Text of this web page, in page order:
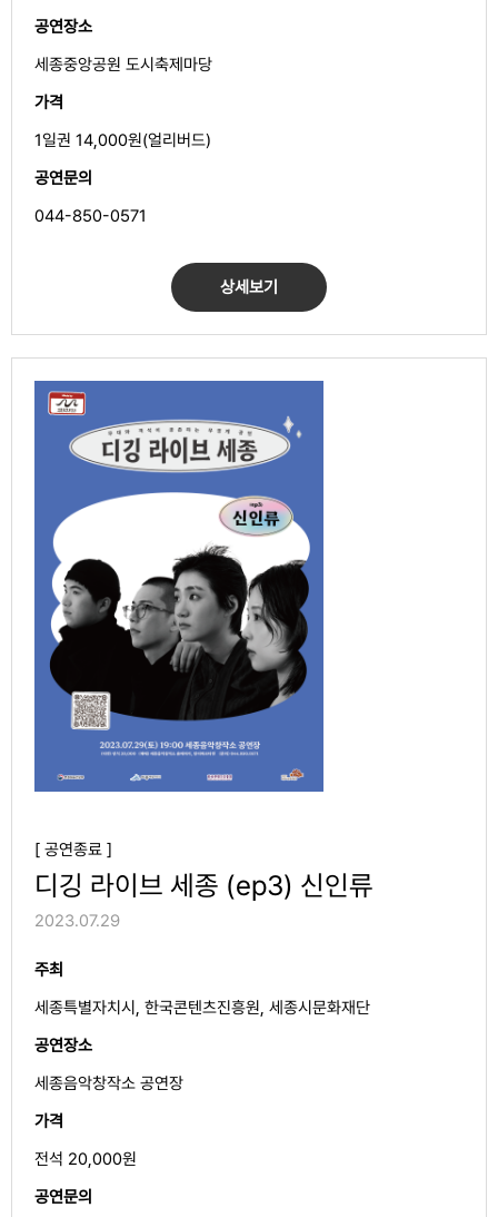
공연장소
세종중앙공원 도시축제마당
가격
1일권 14,000원(얼리버드)
공연문의
044-850-0571
상세보기
[ 공연종료 ]
디깅 라이브 세종 (ep3) 신인류
2023.07.29
주최
세종특별자치시, 한국콘텐츠진흥원, 세종시문화재단
공연장소
세종음악창작소 공연장
가격
전석 20,000원
공연문의